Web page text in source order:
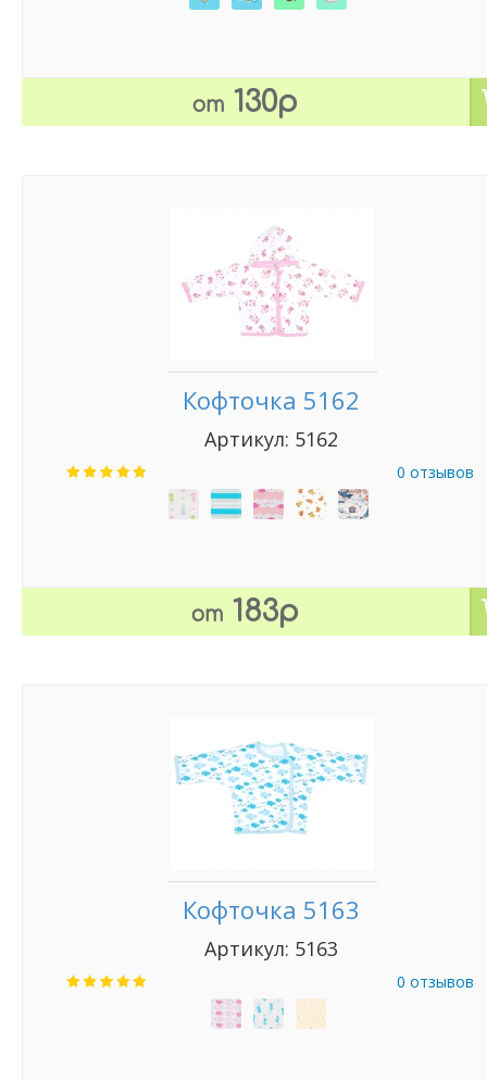
от 130р
Кофточка 5162
Артикул: 5162
0 отзывов
от 183р
Кофточка 5163
Артикул: 5163
0 отзывов